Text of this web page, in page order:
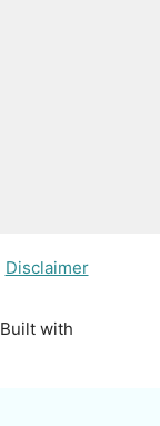
Disclaimer
with